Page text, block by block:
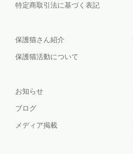
特定商取引法に基づく表記
保護猫さん紹介
保護猫活動について
お知らせ
ブログ
メディア掲載